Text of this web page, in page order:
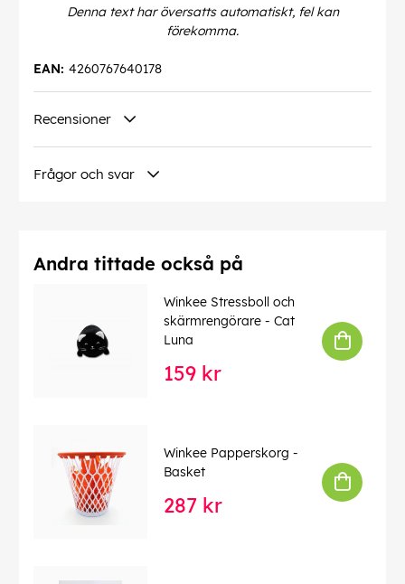
Denna text har översatts automatiskt, fel kan
förekomma.
4260767640178
EAN:
Recensioner
Frågor och svar
Andra tittade också på
Winkee Stressboll och
skärmrengörare - Cat
Luna
159 kr
Winkee Papperskorg -
Basket
287 kr